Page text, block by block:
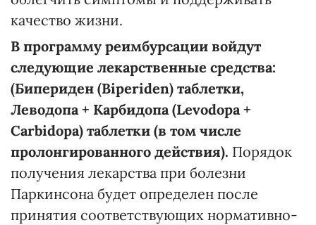
качество жизни.
В программу реимбурсации войдут
следующие лекарственные средства:
(Бипериден (Biperiden) таблетки,
Леводопа + Карбидопа (Levodopa +
Carbidopa) таблетки (в том числе
пролонгированного действия). Порядок
получения лекарства при болезни
Паркинсона будет определен после
принятия соответствующих нормативно-